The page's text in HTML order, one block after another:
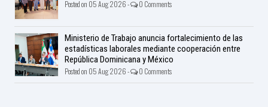
Posted on 05 Aug 2026 - 0 Comments
Ministerio de Trabajo anuncia fortalecimiento de las
estadísticas laborales mediante cooperación entre
República Dominicana y México
Posted on 05 Aug 2026 - 0 Comments